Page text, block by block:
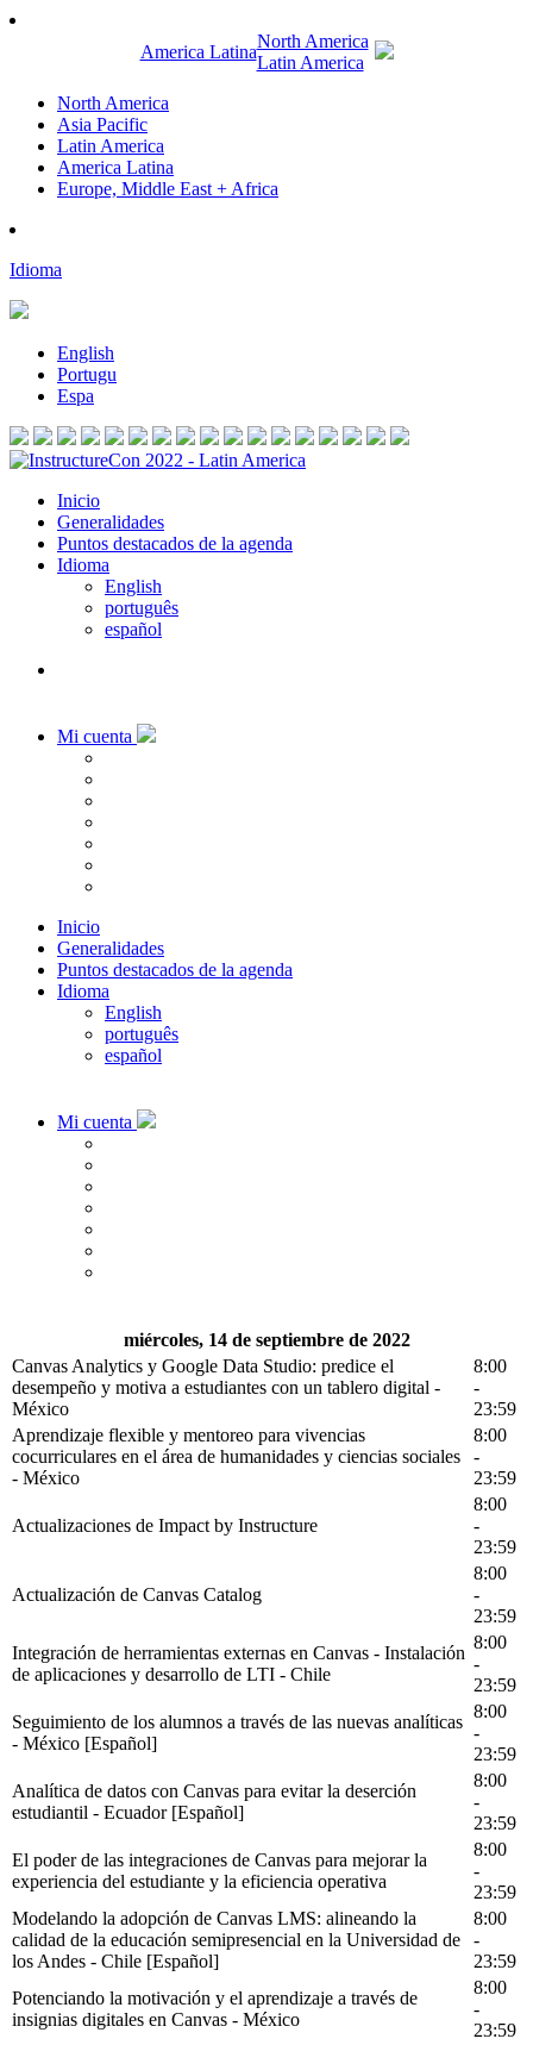
America Latina
North America
Latin America
North America
Asia Pacific
Latin America
America Latina
Europe, Middle East + Africa
Idioma
English
Portugu
Espa
Inicio
Generalidades
Puntos destacados de la agenda
Idioma
English
português
español
Mi cuenta
Inicio
Generalidades
Puntos destacados de la agenda
Idioma
English
português
español
Mi cuenta
miércoles, 14 de septiembre de 2022
Canvas Analytics y Google Data Studio: predice el
desempeño y motiva a estudiantes con un tablero digital -
México
8:00
-
23:59
Aprendizaje flexible y mentoreo para vivencias
cocurriculares en el área de humanidades y ciencias sociales
- México
8:00
-
23:59
Actualizaciones de Impact by Instructure
8:00
-
23:59
Actualización de Canvas Catalog
8:00
-
23:59
Integración de herramientas externas en Canvas - Instalación
de aplicaciones y desarrollo de LTI - Chile
8:00
-
23:59
Seguimiento de los alumnos a través de las nuevas analíticas
- México [Español]
8:00
-
23:59
Analítica de datos con Canvas para evitar la deserción
estudiantil - Ecuador [Español]
8:00
-
23:59
El poder de las integraciones de Canvas para mejorar la
experiencia del estudiante y la eficiencia operativa
8:00
-
23:59
Modelando la adopción de Canvas LMS: alineando la
calidad de la educación semipresencial en la Universidad de
los Andes - Chile [Español]
8:00
-
23:59
Potenciando la motivación y el aprendizaje a través de
insignias digitales en Canvas - México
8:00
-
23:59